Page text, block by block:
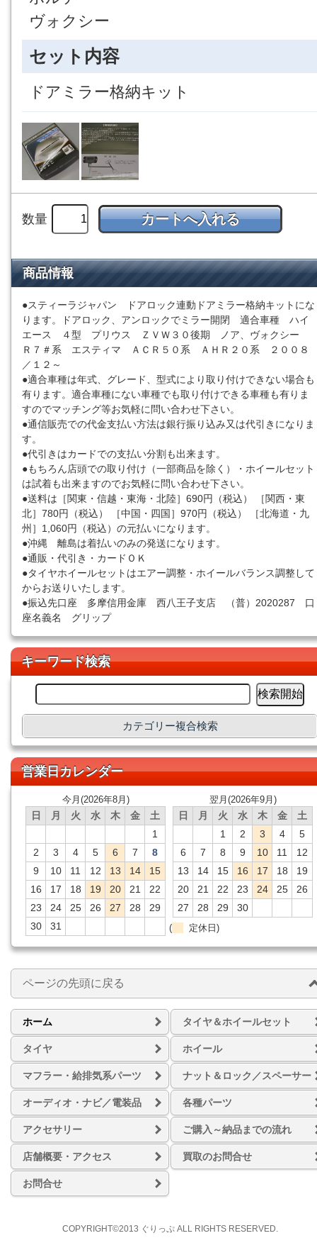
ヴォクシー
セット内容
ドアミラー格納キット
数量
商品情報
●スティーラジャパン ドアロック連動ドアミラー格納キットにな
ります。ドアロック、アンロックでミラー開閉 適合車種 ハイ
エース ４型 プリウス ＺＶＷ３０後期 ノア、ヴォクシー
Ｒ７＃系 エスティマ ＡＣＲ５０系 ＡＨＲ２０系 ２００８
／１２～
●適合車種は年式、グレード、型式により取り付けできない場合も
有ります。適合車種にない車種でも取り付けできる車種も有りま
すのでマッチング等お気軽に問い合わせ下さい。
●通信販売での代金支払い方法は銀行振り込み又は代引きになりま
す。
●代引きはカードでの支払い分割も出来ます。
●もちろん店頭での取り付け（一部商品を除く）・ホイールセット
は試着も出来ますのでお気軽に問い合わせ下さい。
●送料は［関東・信越・東海・北陸］690円（税込） ［関西・東
北］780円（税込） ［中国・四国］970円（税込） ［北海道・九
州］1,060円（税込）の元払いになります。
●沖縄 離島は着払いのみの発送になります。
●通販・代引き・カードＯＫ
●タイヤホイールセットはエアー調整・ホイールバランス調整して
からお送りいたします。
●振込先口座 多摩信用金庫 西八王子支店 （普）2020287 口
座名義名 グリップ
キーワード検索
カテゴリー複合検索
営業日カレンダー
今月(2026年8月)
日 月 火 水 木 金
土
1
2
3 4 5 6 7
8
9
10 11 12 13 14
15
16
17 18 19 20 21
22
23
24 25 26 27 28
29
30
31
翌月(2026年9月)
日 月 火 水 木 金
土
1
2 3 4
5
6
7 8 9 10 11
12
13
14 15 16 17 18
19
20
21 22 23 24 25
26
27
28 29 30
( 定休日)
ページの先頭に戻る
ホーム タイヤ＆ホイールセット
タイヤ ホイール
マフラー・給排気系パーツ ナット＆ロック／スペーサー
オーディオ・ナビ／電装品 各種パーツ
アクセサリー ご購入～納品までの流れ
店舗概要・アクセス 買取のお問合せ
お問合せ
COPYRIGHT©2013 ぐりっぷ ALL RIGHTS RESERVED.